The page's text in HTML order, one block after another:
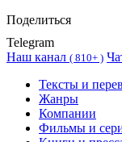
Поделиться
Telegram
Наш канал ( 810+ )
Тексты и
Жанры
Компании
Фильмы и